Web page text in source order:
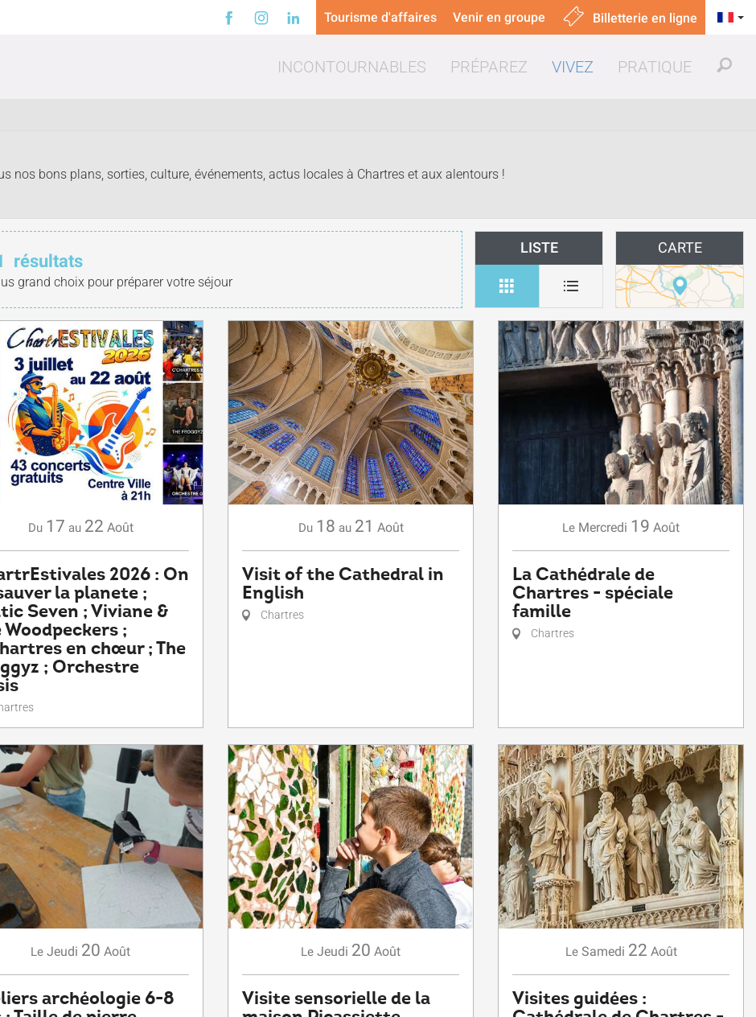
Tourisme d'affaires Venir en groupe Billetterie en ligne
INCONTOURNABLES PRÉPAREZ VIVEZ
Trinquer & manger
PRATIQUE
nos bons plans, sorties, culture, événements, actus locales à Chartres et aux alentours !
résultats
grand choix pour préparer votre séjour
LISTE CARTE
Du 17 au 22 Août
2026 : On
la planete ;
Seven ; Viviane &
Woodpeckers ;
en chœur ; The
; Orchestre
Du 18 au 21 Août
Visit of the Cathedral in
English
Chartres
Le Mercredi 19 Août
La Cathédrale de
Chartres - spéciale
famille
Chartres
Le Jeudi 20 Août
archéologie 6-8
Le Jeudi 20 Août
Visite sensorielle de la
Le Samedi 22 Août
Visites guidées :